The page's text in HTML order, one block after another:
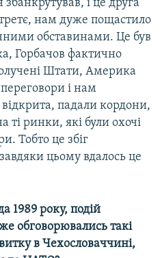
і це друга
нам дуже пощастило
обставинами. Це був
Горбачов фактично
Штати, Америка
і нам
падали кордони,
ті ринки, які були охочі
Тобто це збіг
цьому вдалось це
1989 року, подій
обговорювались такі
в Чехословаччині,